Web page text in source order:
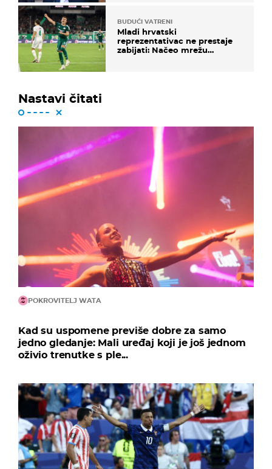
BUDUĆI VATRENI
Mladi hrvatski
reprezentativac ne prestaje
zabijati: Načeo mrežu
Nastavi čitati
POKROVITELJ WATA
Kad su uspomene previše dobre za samo
jedno gledanje: Mali uređaj koji je još jednom
oživio trenutke s ple...